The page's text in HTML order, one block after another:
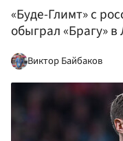
«Буде-Глимт» с
обыграл «Брагу»
Виктор Байбаков